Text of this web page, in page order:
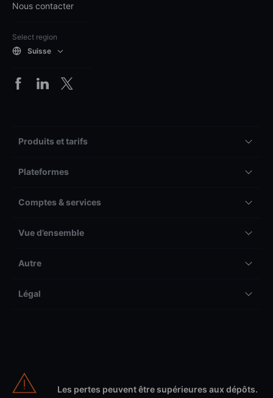
Nous contacter
Select region
Suisse
Produits et tarifs
Plateformes
Comptes & services
Vue d’ensemble
Autre
Légal
Les pertes peuvent être supérieures aux dépôts.